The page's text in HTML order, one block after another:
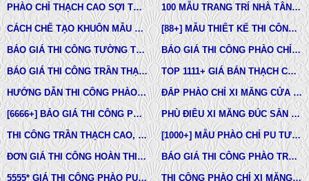
PHÀO CHỈ THẠCH CAO SỢI THỦY TINH 100 MẪU TRANG TRÍ NHÀ TÂN CỔ ĐIỂN
CÁCH CHẾ TẠO KHUÔN MẪU COMPOSITE ĐÚC BÊ TÔNG -XI MĂNG-THẠCH CAO CÁC LOẠI [88+] MẪU THIẾT KẾ THI CÔNG TRẦN THẠCH CAO TÂN CỔ ĐIỂN MỚI NHẤT
BÁO GIÁ THI CÔNG TƯỜNG THẠCH CAO, VÁCH THẠCH CAO TƯỜNG NHÀ MỚI NHẤT BÁO GIÁ THI CÔNG PHÀO CHỈ PU TÂN CỔ ĐIỂN TẠI TPHCM
BÁO GIÁ THI CÔNG TRẦN THẠCH CAO TRỌN GÓI MỚI NHẤT TOP 1111+ GIÁ BÁN THẠCH CAO PHÀO CHỈ, PHÙ ĐIÊU, ĐẦU CỘT TÂN CỔ ĐIỂN
HƯỚNG DẪN THI CÔNG PHÀO CHỈ PU, PHÀO CHỈ THẠCH CAO, PHÀO CHỈ XI MĂNG. ĐẮP PHÀO CHỈ XI MĂNG CỬA SỔ, CỬA ĐI NHÀ PHỐ, BIỆT THỰ, LÂU ĐÀI TÂN CỔ ĐIỂN
[6666+] BÁO GIÁ THI CÔNG PHÀO CHỈ NHỰA PU MỚI NHẤT PHÙ ĐIÊU XI MĂNG ĐÚC SẴN NHÀ PHỐ BIỆT THỰ TẠI LONG AN VÀ TÂY NINH
THI CÔNG TRẦN THẠCH CAO, PHÀO CHỈ, PHÙ ĐIÊU TẠI TPHCM [1000+] MẪU PHÀO CHỈ PU TƯỜNG NHÀ ĐẸP, NẸP CHỈ THẠCH CAO ỐP TƯỜNG
ĐƠN GIÁ THI CÔNG HOÀN THIỆN TRẦN THẠCH CAO TẠI TPHCM BÁO GIÁ THI CÔNG PHÀO TRẦN THẠCH CAO MỚI NHẤT
5555* GIÁ THI CÔNG PHÀO PU TƯỜNG NHÀ MỚI NHẤT THI CÔNG PHÀO CHỈ XI MĂNG NHÀ PHỐ, BIỆT THƯ, LÂU ĐÀI DINH THỰ